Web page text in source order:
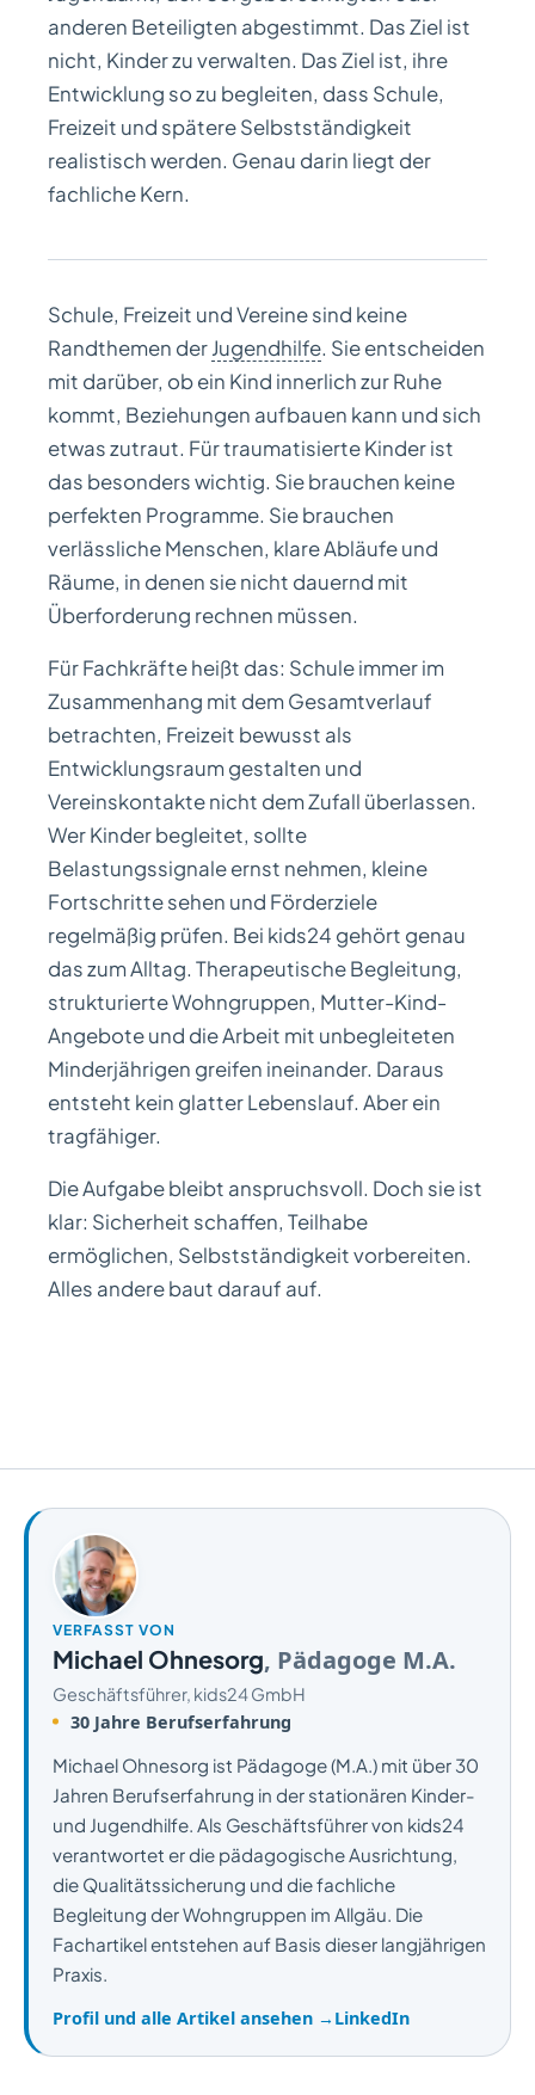
anderen Beteiligten abgestimmt. Das Ziel ist
nicht, Kinder zu verwalten. Das Ziel ist, ihre
Entwicklung so zu begleiten, dass Schule,
Freizeit und spätere Selbstständigkeit
realistisch werden. Genau darin liegt der
fachliche Kern.
Schule, Freizeit und Vereine sind keine
Randthemen derJugendhilfe. Sie entscheiden
mit darüber, ob ein Kind innerlich zur Ruhe
kommt, Beziehungen aufbauen kann und sich
etwas zutraut. Für traumatisierte Kinder ist
das besonders wichtig. Sie brauchen keine
perfekten Programme. Sie brauchen
verlässliche Menschen, klare Abläufe und
Räume, in denen sie nicht dauernd mit
Überforderung rechnen müssen.
Für Fachkräfte heißt das: Schule immer im
Zusammenhang mit dem Gesamtverlauf
betrachten, Freizeit bewusst als
Entwicklungsraum gestalten und
Vereinskontakte nicht dem Zufall überlassen.
Wer Kinder begleitet, sollte
Belastungssignale ernst nehmen, kleine
Fortschritte sehen und Förderziele
regelmäßig prüfen. Bei kids24 gehört genau
das zum Alltag. Therapeutische Begleitung,
strukturierte Wohngruppen, Mutter-Kind-
Angebote und die Arbeit mit unbegleiteten
Minderjährigen greifen ineinander. Daraus
entsteht kein glatter Lebenslauf. Aber ein
tragfähiger.
Die Aufgabe bleibt anspruchsvoll. Doch sie ist
klar: Sicherheit schaffen, Teilhabe
ermöglichen, Selbstständigkeit vorbereiten.
Alles andere baut darauf auf.
VERFASST VON
Michael Ohnesorg, Pädagoge M.A.
Geschäftsführer, kids24 GmbH
30 Jahre Berufserfahrung
Michael Ohnesorg ist Pädagoge (M.A.) mit über 30
Jahren Berufserfahrung in der stationären Kinder-
und Jugendhilfe. Als Geschäftsführer von kids24
verantwortet er die pädagogische Ausrichtung,
die Qualitätssicherung und die fachliche
Begleitung der Wohngruppen im Allgäu. Die
Fachartikel entstehen auf Basis dieser langjährigen
Praxis.
Profil und alle Artikel ansehen → LinkedIn